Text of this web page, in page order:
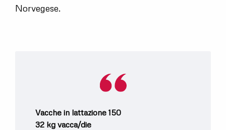
Norvegese.
Vacche in lattazione 150
32 kg vacca/die